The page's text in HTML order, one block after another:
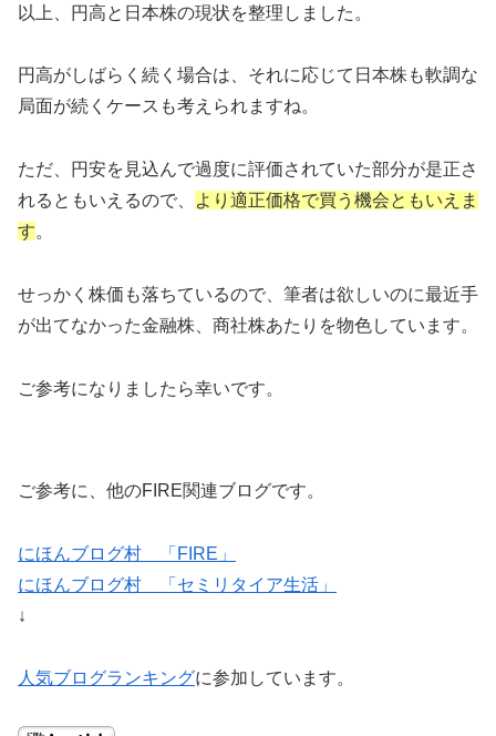
以上、円高と日本株の現状を整理しました。
円高がしばらく続く場合は、それに応じて日本株も軟調な
局面が続くケースも考えられますね。
ただ、円安を見込んで過度に評価されていた部分が是正さ
れるともいえるので、
より適正価格で買う機会ともいえま
す。
せっかく株価も落ちているので、筆者は欲しいのに最近手
が出てなかった金融株、商社株あたりを物色しています。
ご参考になりましたら幸いです。
ご参考に、他のFIRE関連ブログです。
にほんブログ村 「FIRE」
にほんブログ村 「セミリタイア生活」
↓
人気ブログランキングに参加しています。